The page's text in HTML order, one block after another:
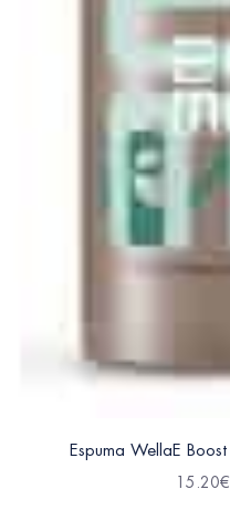
Espuma WellaE
15.20€